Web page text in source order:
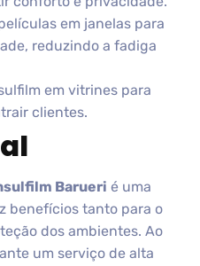
em janelas para
reduzindo a fadiga
em vitrines para
clientes.
Barueri é uma
benefícios tanto para o
dos ambientes. Ao
um serviço de alta